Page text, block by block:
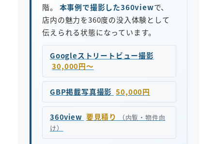
階。 本事例で撮影した360viewで、
店内の魅力を360度の没入体験として
伝えられる状態になっています。
Googleストリートビュー撮影
30,000円〜
GBP掲載写真撮影 50,000円
360view 要見積り
（内覧・物件向
け）